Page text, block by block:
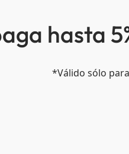
hasta
*Válido sólo